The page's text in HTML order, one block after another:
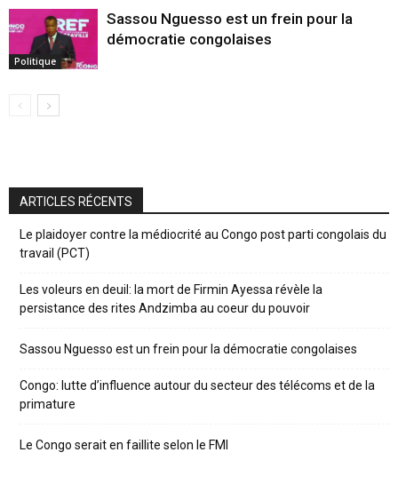
Politique
Sassou Nguesso est un frein pour la
démocratie congolaises
ARTICLES RÉCENTS
Le plaidoyer contre la médiocrité au Congo post parti congolais du
travail (PCT)
Les voleurs en deuil: la mort de Firmin Ayessa révèle la
persistance des rites Andzimba au coeur du pouvoir
Sassou Nguesso est un frein pour la démocratie congolaises
Congo: lutte d’influence autour du secteur des télécoms et de la
primature
Le Congo serait en faillite selon le FMI